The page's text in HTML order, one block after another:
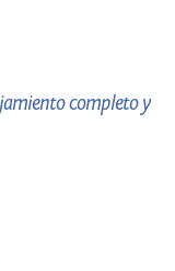
completo y